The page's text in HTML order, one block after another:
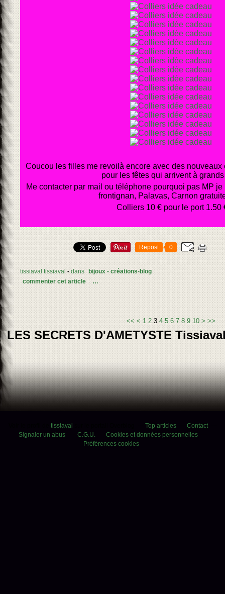
Coucou les filles me revoilà encore avec des
pour les fêtes qui arrivent à
Me contacter par mail ou téléphone pourquoi pas MP
frontignan, Palavas, Carnon
Colliers 10 € pour le port 1.50
Repost 0
tissiaval tissiaval - dans
bijoux - créations-blog
commenter cet article
…
<< < 1 2 3 4 5 6 7 8 9 10 20
30
40
50
> >>
LES SECRETS D'AMETYSTE
tissiaval Top articles
Contact
Signaler un abus
C.G.U.
Cookies et données personnelles
Préférences cookies